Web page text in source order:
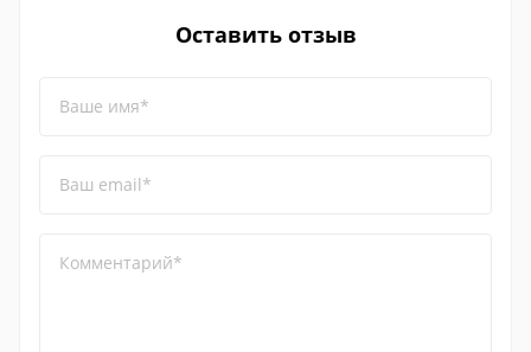
Оставить отзыв
Ваше имя*
Ваш email*
Комментарий*